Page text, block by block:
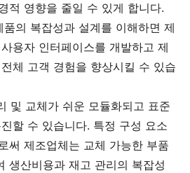
적 영향을 줄일 수 있게 합니다.
의 복잡성과 설계를 이해하면 제
용자 인터페이스를 개발하고 제
체 고객 경험을 향상시킬 수 있습
및 교체가 쉬운 모듈화되고 표준
할 수 있습니다. 특정 구성 요소
써 제조업체는 교체 가능한 부품
생산비용과 재고 관리의 복잡성